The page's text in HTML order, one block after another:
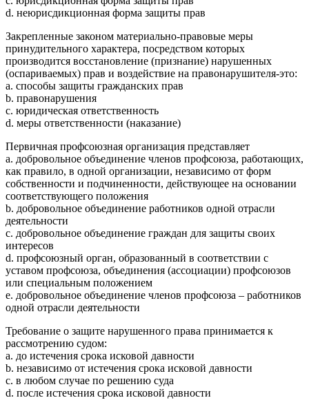
d. неюрисдикционная форма защиты прав
Закрепленные законом материально-правовые меры
принудительного характера, посредством которых
производится восстановление (признание) нарушенных
(оспариваемых) прав и воздействие на правонарушителя-это:
a. способы защиты гражданских прав
b. правонарушения
c. юридическая ответственность
d. меры ответственности (наказание)
Первичная профсоюзная организация представляет
a. добровольное объединение членов профсоюза, работающих,
как правило, в одной организации, независимо от форм
собственности и подчиненности, действующее на основании
соответствующего положения
b. добровольное объединение работников одной отрасли
деятельности
c. добровольное объединение граждан для защиты своих
интересов
d. профсоюзный орган, образованный в соответствии с
уставом профсоюза, объединения (ассоциации) профсоюзов
или специальным положением
e. добровольное объединение членов профсоюза – работников
одной отрасли деятельности
Требование о защите нарушенного права принимается к
рассмотрению судом:
a. до истечения срока исковой давности
b. независимо от истечения срока исковой давности
c. в любом случае по решению суда
d. после истечения срока исковой давности